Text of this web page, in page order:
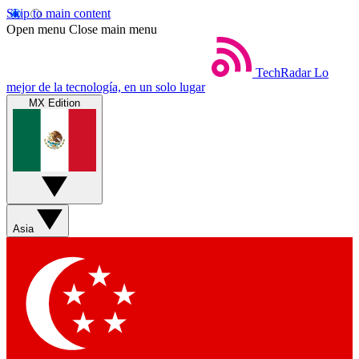
Skip to main content
Open menu Close main menu
TechRadar Lo
mejor de la tecnología, en un solo lugar
MX Edition
Asia